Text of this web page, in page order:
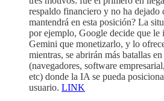
respaldo financiero y no ha dejado
mantendrá en esta posición? La
por ejemplo, Google decide que le
Gemini que monetizarlo, y lo
mientras, se abrirán más batallas
(navegadores, software
etc) donde la IA se pueda
usuario. LINK